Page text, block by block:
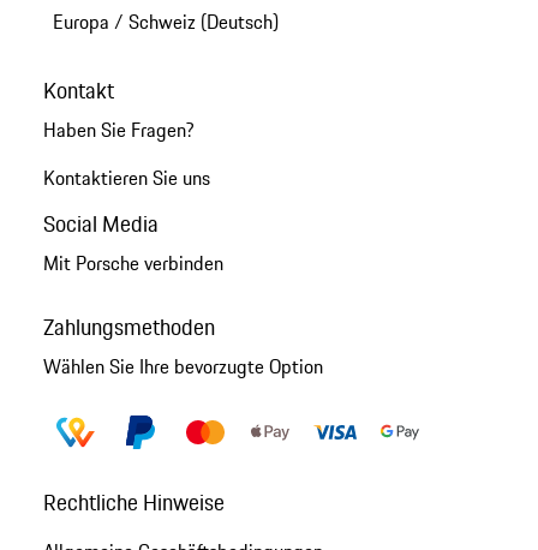
Europa / Schweiz (Deutsch)
Kontakt
Haben Sie Fragen?
Kontaktieren Sie uns
Social Media
Mit Porsche verbinden
Zahlungsmethoden
Wählen Sie Ihre bevorzugte Option
Rechtliche Hinweise